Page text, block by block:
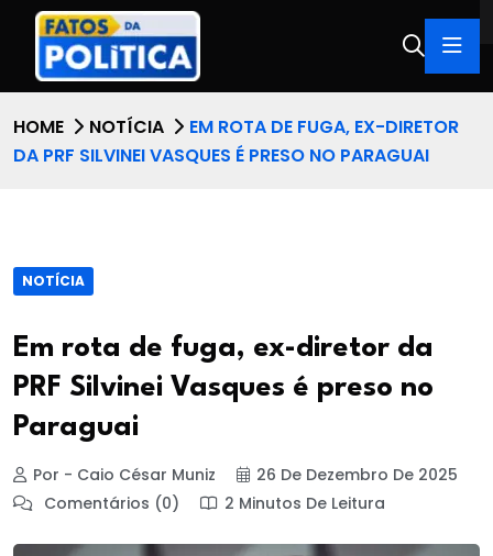
HOME NOTÍCIA
EM ROTA DE FUGA, EX-DIRETOR
DA PRF SILVINEI VASQUES É PRESO NO PARAGUAI
NOTÍCIA
Em rota de fuga, ex-diretor da
PRF Silvinei Vasques é preso no
Paraguai
Por - Caio César Muniz
26 De Dezembro De 2025
Comentários (0)
2 Minutos De Leitura